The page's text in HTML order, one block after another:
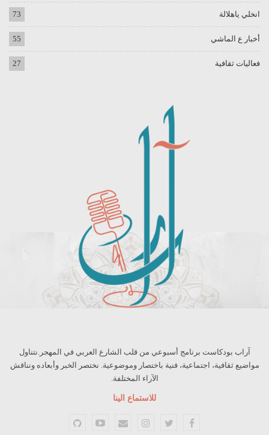
انخلي ياهلالة 73
أخبار ع الماشي 55
فعاليات ثقافية 27
آراب بودكاست برنامج أسبوعي من قلب الشارع العربي في المهجر.نتناول
مواضيع ثقافية، اجتماعية، فنية باختصار وموضوعية. نختصر الخبر وأبعاده ونناقش
الآراء المختلفة.
للاستماع الينا